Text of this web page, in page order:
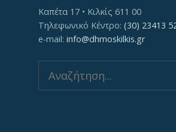
Καπέτα 17 • Κιλκίς 611 00
Τηλεφωνικό Κέντρο: (30) 23413
e-mail: info@dhmoskilkis.gr
for: